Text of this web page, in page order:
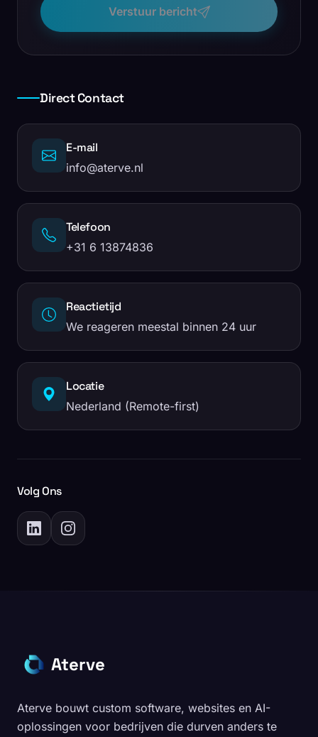
Verstuur bericht
Direct Contact
E-mail
info@aterve.nl
Telefoon
+31 6 13874836
Reactietijd
We reageren meestal binnen 24 uur
Locatie
Nederland (Remote-first)
Volg Ons
Aterve
Aterve bouwt custom software, websites en AI-
oplossingen voor bedrijven die durven anders te